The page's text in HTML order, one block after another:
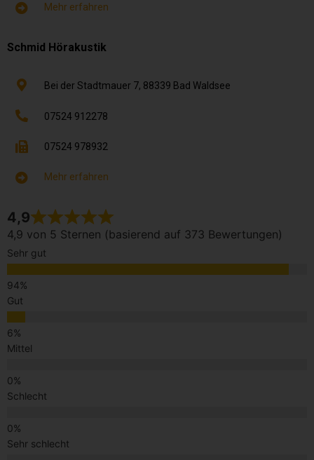
Mehr erfahren
Schmid Hörakustik
Bei der Stadtmauer 7, 88339 Bad Waldsee
07524 912278
07524 978932
Mehr erfahren
4,9
4,9 von 5 Sternen (basierend auf 373 Bewertungen)
Sehr gut
Gut
Mittel
Schlecht
Sehr schlecht